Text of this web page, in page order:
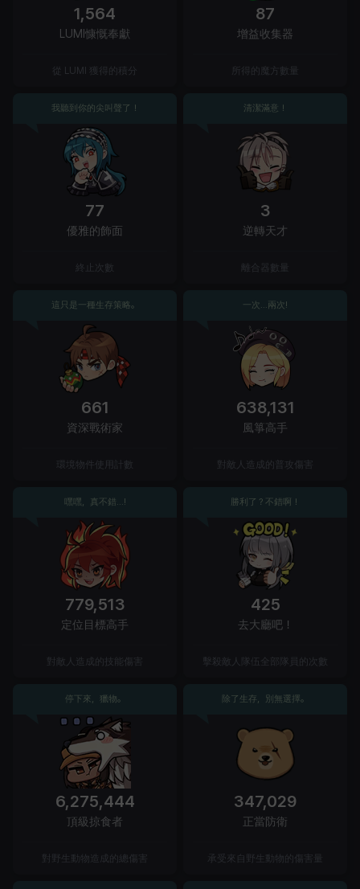
1,564
LUMI慷慨奉獻
從 LUMI 獲得的積分
87
增益收集器
所得的魔方數量
我聽到你的尖叫聲了！
77
優雅的飾面
終止次數
清潔滿意！
3
逆轉天才
離合器數量
這只是一種生存策略。
661
資深戰術家
環境物件使用計數
一次...兩次!
638,131
風箏高手
對敵人造成的普攻傷害
嘿嘿，真不錯...!
779,513
定位目標高手
對敵人造成的技能傷害
勝利了？不錯啊！
425
去大廳吧！
擊殺敵人隊伍全部隊員的次數
停下來，獵物。
6,275,444
頂級掠食者
對野生動物造成的總傷害
除了生存，別無選擇。
347,029
正當防衛
承受來自野生動物的傷害量